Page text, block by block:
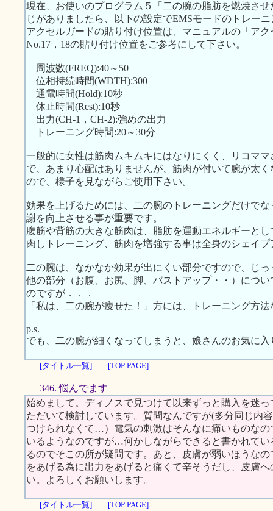
現在、お使いのプログラム５「二の腕の脂肪を燃焼さ
じがありましたら、以下の設定でEMSモードのトレー
アクセルガードの貼り付け位置は、マニュアルの「ア
No.17，18の貼り付け位置をご参考にして下さい。
周波数(FREQ):40～50
位相持続時間(WDTH):300
通電時間(Hold):10秒
休止時間(Rest):10秒
出力(CH-1，CH-2):強めの出力
トレーニング時間:20～30分
一般的に女性は筋肉ムキムキにはなりにくく、リコマ
で、あまり心配はありませんが、筋肉が付いて腕が太
ので、様子を見ながらご使用下さい。
効果を上げるためには、二の腕のトレーニングだけで
謝を向上させる事が重要です。
腹筋や背筋の大きな筋肉は、脂肪を運動エネルギーと
肉しトレーニング、筋肉を増強する事は全身のシェイ
二の腕は、なかなか効果が出にくい部分ですので、じ
他の部分（お腹、お尻、脚、バストアップ・・）につ
のですが．．．
「私は、二の腕が痩せた！」方には、トレーニング方
p.s.
でも、二の腕が細くなってしまうと、娘さんのお気に
[タイトル一覧] [TOP PAGE]
346. 悩んでます
始めまして。ディノスで見つけて以来ずっと購入を迷
ただいて検討しています。質問なんですが(多分同じ内
つけられなくて…）電気の刺激はそんなに痛いものな
いるようなのですが…何かしながらできると書かれて
るのでそこの所が疑問です。あと、皮膚が弱いほうな
をあげる為に出力をあげると痛くて辛そうだし、皮膚
い。よろしくお願いします。
[タイトル一覧] [TOP PAGE]